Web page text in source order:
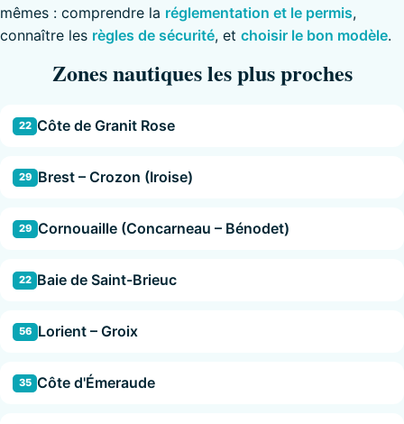
mêmes : comprendre la réglementation et le permis,
connaître les règles de sécurité, et choisir le bon modèle.
Zones nautiques les plus proches
22 Côte de Granit Rose
29 Brest – Crozon (Iroise)
29 Cornouaille (Concarneau – Bénodet)
22 Baie de Saint-Brieuc
56 Lorient – Groix
35 Côte d'Émeraude